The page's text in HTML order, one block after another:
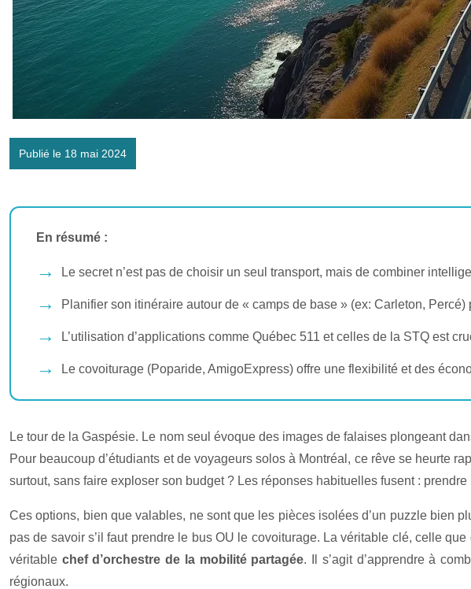
Publié le 18 mai 2024
En résumé :
Le secret n’est pas de choisir un seul transport, mais de combiner
Planifier son itinéraire autour de « camps de base » (ex: Carleton,
L’utilisation d’applications comme Québec 511 et celles de la STQ est
Le covoiturage (Poparide, AmigoExpress) offre une flexibilité et des
Le tour de la Gaspésie. Le nom seul évoque des images de falaises plongeant
Pour beaucoup d’étudiants et de voyageurs solos à Montréal, ce rêve se heurte
surtout, sans faire exploser son budget ? Les réponses habituelles fusent :
Ces options, bien que valables, ne sont que les pièces isolées d’un puzzle bien
pas de savoir s’il faut prendre le bus OU le covoiturage. La véritable clé, celle
véritable chef d’orchestre de la mobilité partagée. Il s’agit d’apprendre à
régionaux.